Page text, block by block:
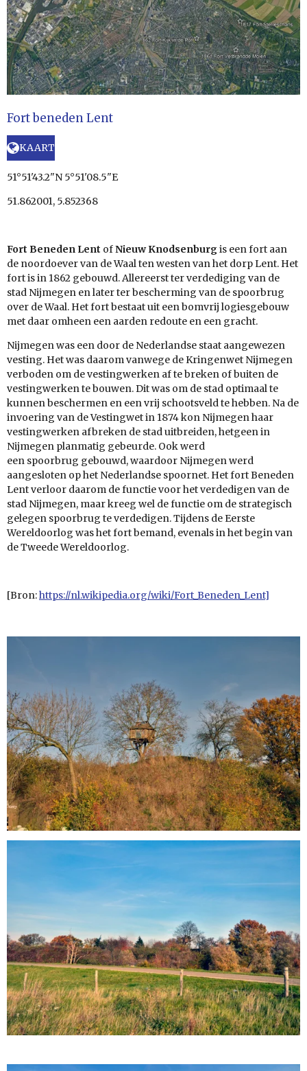
Fort beneden Lent
KAART
51°51'43.2"N 5°51'08.5"E
51.862001, 5.852368
Fort Beneden Lent ofNieuw Knodsenburgis eenfort aan
de noordoever van deWaalten westen van het dorpLent. Het
fort is in 1862 gebouwd. Allereerst ter verdediging van de
stad Nijmegen en later ter bescherming van de spoorbrug
over de Waal. Het fort bestaat uit een bomvrij logiesgebouw
met daar omheen een aarden redoute en een gracht.
Nijmegen was een door de Nederlandse staat aangewezen
vesting. Het was daarom vanwege deKringenwet Nijmegen
verboden om de vestingwerken af te breken of buiten de
vestingwerken te bouwen. Dit was om de stad optimaal te
kunnen beschermen en een vrij schootsveld te hebben. Na de
invoering van deVestingwetin 1874 kon Nijmegen haar
vestingwerken afbreken de stad uitbreiden, hetgeen in
Nijmegen planmatig gebeurde. Ook werd
een spoorbrug gebouwd, waardoor Nijmegen werd
aangesloten op het Nederlandse spoornet. Het fort Beneden
Lent verloor daarom de functie voor het verdedigen van de
stad Nijmegen, maar kreeg wel de functie om de strategisch
gelegen spoorbrug te verdedigen. Tijdens de Eerste
Wereldoorlog was het fort bemand, evenals in het begin van
deTweede Wereldoorlog.
[Bron:https://nl.wikipedia.org/wiki/Fort_Beneden_Lent]